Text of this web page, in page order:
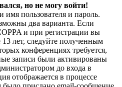
но не могу войти!
имя пользователя и пароль.
два варианта. Если
и при регистрации вы
13 лет, следуйте полученным
конференциях требуется,
записи были активированы
до входа в
отображается в процессе